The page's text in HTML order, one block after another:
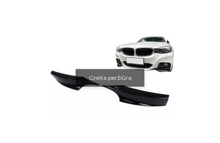
Greita peržiūra